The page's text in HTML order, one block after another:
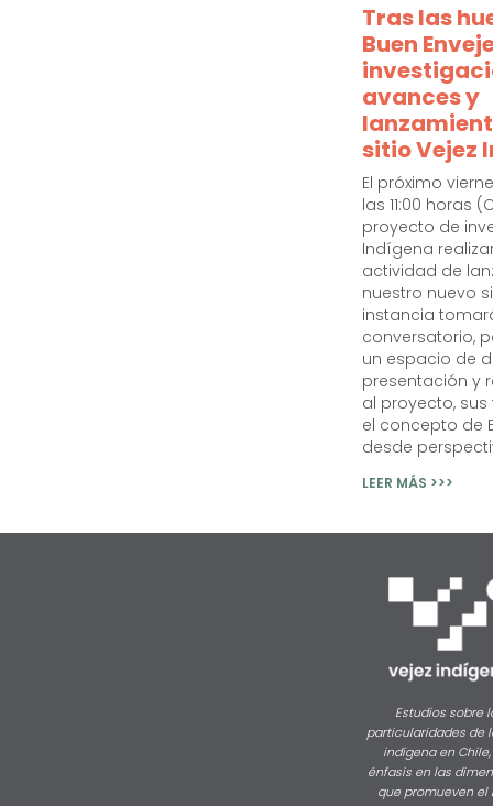
Tras las
Buen
avances y
sitio Vejez
El próximo
las 11:00 horas
proyecto de
Indígena
actividad de
nuestro nuevo
instancia
conversatorio,
un espacio de
presentación y
al proyecto,
el concepto de
desde
LEER MÁS >>>
Estudios sobre
particularidades de
indígena en
énfasis en las
que promueven el